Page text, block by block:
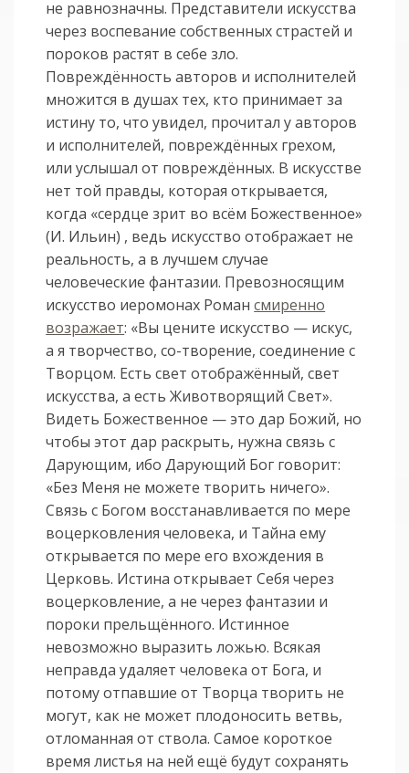
не равнозначны. Представители искусства
через воспевание собственных страстей и
пороков растят в себе зло.
Повреждённость авторов и исполнителей
множится в душах тех, кто принимает за
истину то, что увидел, прочитал у авторов
и исполнителей, повреждённых грехом,
или услышал от повреждённых. В искусстве
нет той правды, которая открывается,
когда «сердце зрит во всём Божественное»
(И. Ильин) , ведь искусство отображает не
реальность, а в лучшем случае
человеческие фантазии. Превозносящим
искусство иеромонах Романсмиренно
возражает: «Вы цените искусство — искус,
а я творчество, со-творение, соединение с
Творцом. Есть свет отображённый, свет
искусства, а есть Животворящий Свет».
Видеть Божественное — это дар Божий, но
чтобы этот дар раскрыть, нужна связь с
Дарующим, ибо Дарующий Бог говорит:
«Без Меня не можете творить ничего».
Связь с Богом восстанавливается по мере
воцерковления человека, и Тайна ему
открывается по мере его вхождения в
Церковь. Истина открывает Себя через
воцерковление, а не через фантазии и
пороки прельщённого. Истинное
невозможно выразить ложью. Всякая
неправда удаляет человека от Бога, и
потому отпавшие от Творца творить не
могут, как не может плодоносить ветвь,
отломанная от ствола. Самое короткое
время листья на ней ещё будут сохранять